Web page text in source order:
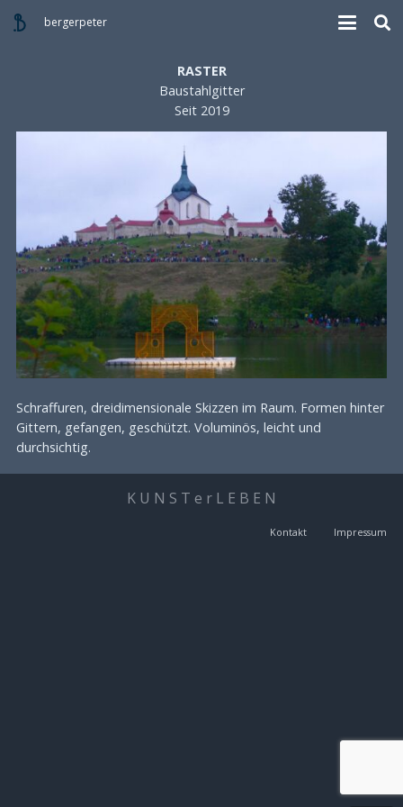
bergerpeter
RASTER
Baustahlgitter
Seit 2019
Schraffuren, dreidimensionale Skizzen im Raum. Formen hinter
Gittern, gefangen, geschützt. Voluminös, leicht und
durchsichtig.
K U N S T e r L E B E N
Kontakt Impressum